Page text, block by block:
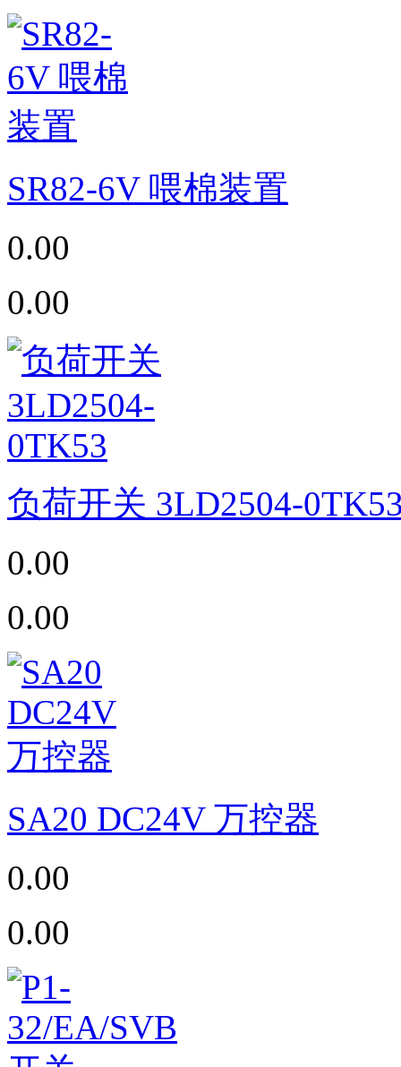
SR82-6V 喂棉装置
0.00
0.00
负荷开关 3LD2504-
0.00
0.00
SA20 DC24V 万控器
0.00
0.00